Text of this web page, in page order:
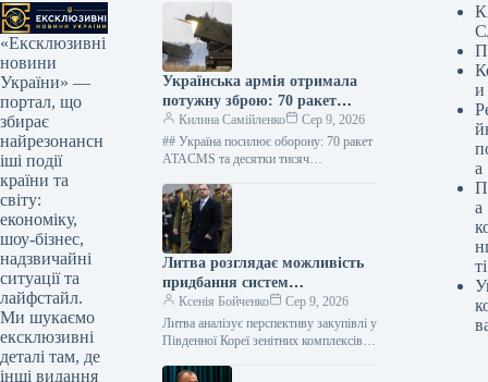
«Ексклюзивні
новини
України» —
портал, що
збирає
найрезонансн
іші події
країни та
світу:
економіку,
шоу-бізнес,
надзвичайні
ситуації та
лайфстайл.
Ми шукаємо
ексклюзивні
деталі там, де
інші видання
Українська армія отримала
потужну зброю: 70 ракет
ATACMS з Туреччини
Килина Самійленко
Сер 9, 2026
## Україна посилює оборону: 70 ракет
ATACMS та десятки тисяч
зміцнення обороноздатності України
розраховуватиметься потужна
військова…
Литва розглядає можливість
придбання систем
протиповітряної оборони в
Південної Кореї.
Ксенія Бойченко
Сер 9, 2026
Литва аналізує перспективу закупівлі у
Південної Кореї зенітних комплексів
безпілотним літальним апаратам.
и
а
а
ті